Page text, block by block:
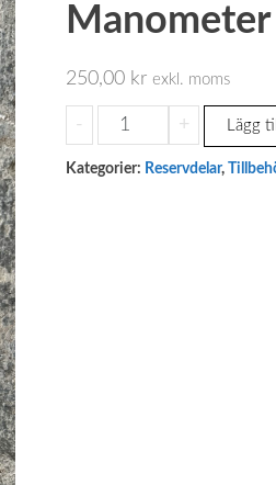
250,00 kr exkl. moms
-
Manometer
till
bensinkran
+ Lägg
Kategorier: Reservdelar,